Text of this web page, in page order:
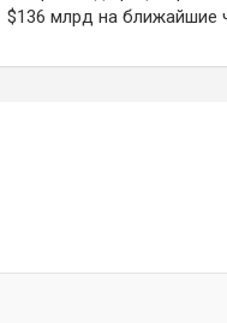
$136 млрд на ближайшие